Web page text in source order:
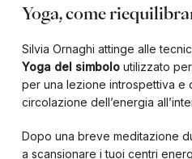
Yoga, come
Silvia Ornaghi attinge alle
Yoga del simboloutilizzato per
per una lezione introspettiva e
circolazione dell’energia
Dopo una breve meditazione
a scansionare i tuoi centri